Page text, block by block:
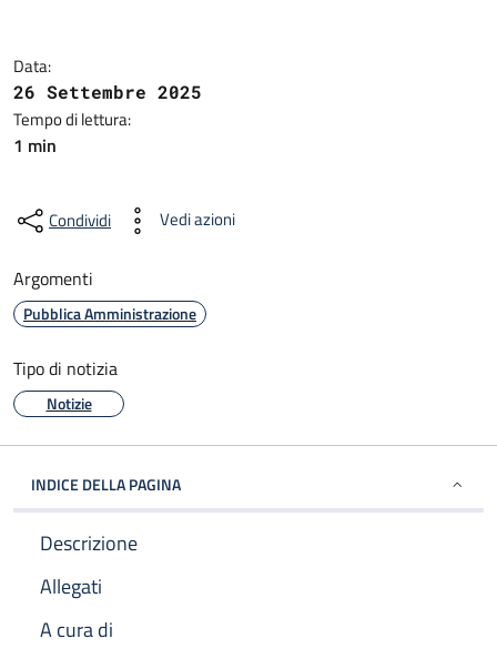
Data:
26 Settembre 2025
Tempo di lettura:
1 min
Condividi Vedi azioni
Argomenti
Pubblica Amministrazione
Tipo di notizia
Notizie
INDICE DELLA PAGINA
Descrizione
Allegati
A cura di